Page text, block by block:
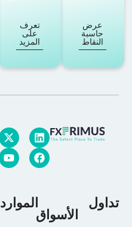
عرض
حاسبة
النقاط
تعرف
على
المزيد
تداول
الأسواق
الموارد